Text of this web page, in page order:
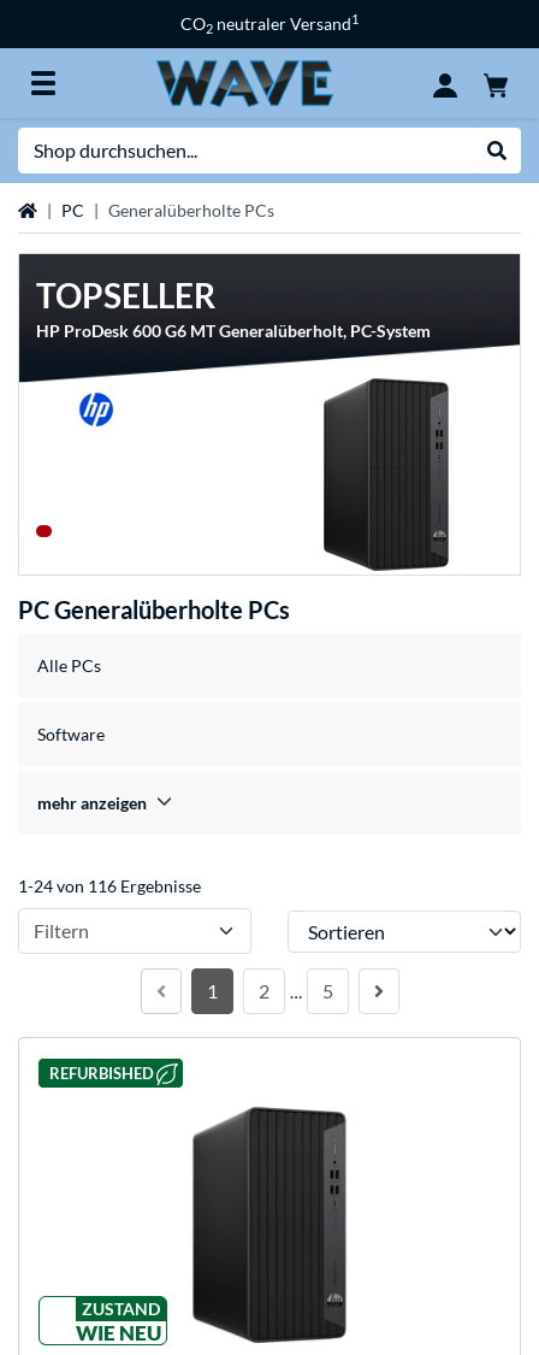
CO2 neutraler Versand1
Startseite
PC Generalüberholte PCs
TOPSELLER
HP ProDesk 600 G6 MT Generalüberholt, PC-System
PC Generalüberholte PCs
Alle PCs
Software
mehr anzeigen
1-24 von 116 Ergebnisse
Filtern Sortieren
1 2 … 5
REFURBISHED
ZUSTAND
WIE NEU